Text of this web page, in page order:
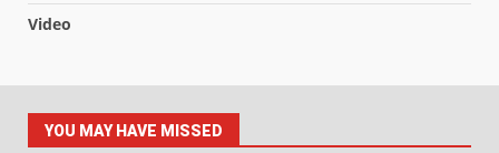
Video
YOU MAY HAVE MISSED